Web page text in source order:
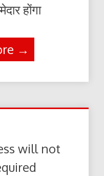
होंगा
→
will not